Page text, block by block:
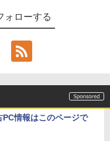
ォローする
情報はこのページで